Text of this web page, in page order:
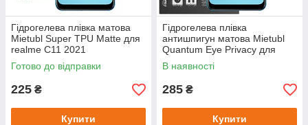
Гідрогелева плівка матова
Mietubl Super TPU Matte для
realme C11 2021
Готово до відправки
225 ₴
Купити
Гідрогелева плівка
антишпигун матова Mietubl
Quantum Eye Privacy для
realme C11 2021
В наявності
285 ₴
Купити